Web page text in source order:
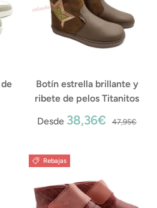
Botín estrella brillante y
ribete de pelos Titanitos
Desde 38,36€ 47,95€
Rebajas